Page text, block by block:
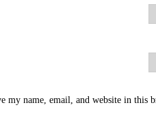
my name, email, and website in this